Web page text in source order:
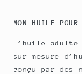
MON HUILE
L’huile adulte
sur mesure d’
conçu par des